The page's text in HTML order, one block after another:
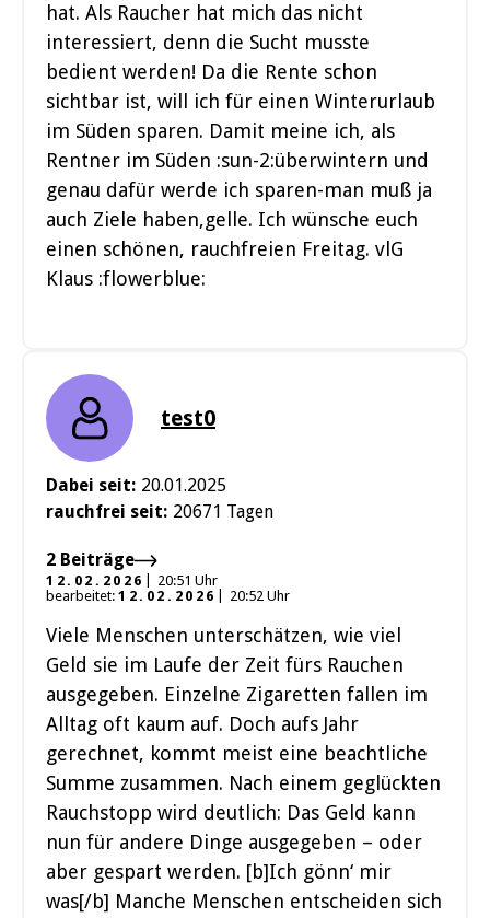
hat. Als Raucher hat mich das nicht
interessiert, denn die Sucht musste
bedient werden! Da die Rente schon
sichtbar ist, will ich für einen Winterurlaub
im Süden sparen. Damit meine ich, als
Rentner im Süden :sun-2:überwintern und
genau dafür werde ich sparen-man muß ja
auch Ziele haben,gelle. Ich wünsche euch
einen schönen, rauchfreien Freitag. vlG
Klaus :flowerblue:
test0
Dabei seit: 20.01.2025
rauchfrei seit: 20671 Tagen
2 Beiträge
12.02.2026
20:51 Uhr
bearbeitet: 12.02.2026 20:52 Uhr
Viele Menschen unterschätzen, wie viel
Geld sie im Laufe der Zeit fürs Rauchen
ausgegeben. Einzelne Zigaretten fallen im
Alltag oft kaum auf. Doch aufs Jahr
gerechnet, kommt meist eine beachtliche
Summe zusammen. Nach einem geglückten
Rauchstopp wird deutlich: Das Geld kann
nun für andere Dinge ausgegeben – oder
aber gespart werden. [b]Ich gönn‘ mir
was[/b] Manche Menschen entscheiden sich